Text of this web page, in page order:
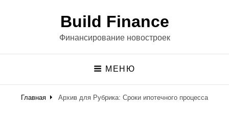
Build Finance
Финансирование новостроек
МЕНЮ
Главная Архив для Рубрика: Сроки ипотечного процесса